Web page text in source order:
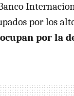
por los
por la